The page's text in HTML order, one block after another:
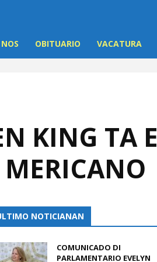
OBITUARIO VACATURA
KING TA E
NOTICIANAN
COMUNICADO DI
PARLAMENTARIO EVELYN